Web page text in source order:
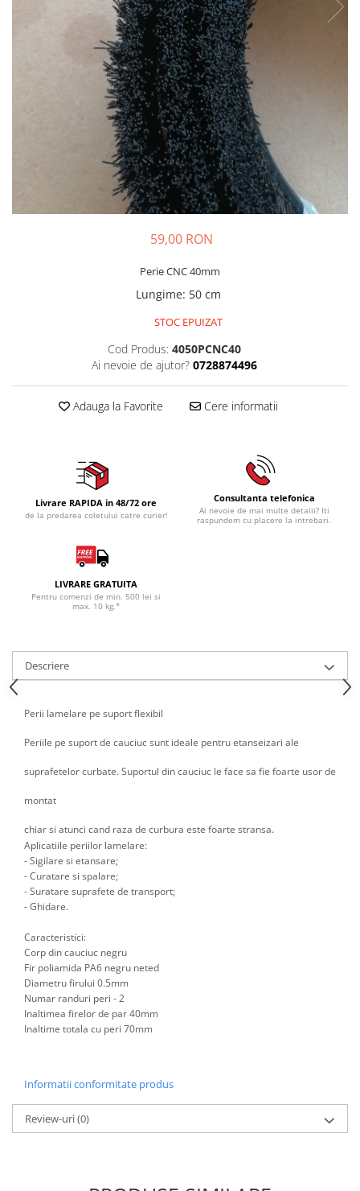
Policarbonat Compact
Produs Configurabil
59,00 RON
Perie CNC 40mm
Lungime: 50 cm
STOC EPUIZAT
Cod Produs: 4050PCNC40
Ai nevoie de ajutor? 0728874496
Adauga la Favorite Cere informatii
Livrare RAPIDA in 48/72 ore
de la predarea coletului catre curier!
Consultanta telefonica
Ai nevoie de mai multe detalii? Iti
raspundem cu placere la intrebari.
LIVRARE GRATUITA
Pentru comenzi de min. 500 lei si
max. 10 kg.*
Descriere
Perii lamelare pe suport flexibil
Periile pe suport de cauciuc sunt ideale pentru etanseizari ale
suprafetelor curbate. Suportul din cauciuc le face sa fie foarte usor de
montat
chiar si atunci cand raza de curbura este foarte stransa.
Aplicatiile periilor lamelare:
- Sigilare si etansare;
- Curatare si spalare;
- Suratare suprafete de transport;
- Ghidare.
Caracteristici:
Corp din cauciuc negru
Fir poliamida PA6 negru neted
Diametru firului 0.5mm
Numar randuri peri - 2
Inaltimea firelor de par 40mm
Inaltime totala cu peri 70mm
Informatii conformitate produs
Review-uri(0)